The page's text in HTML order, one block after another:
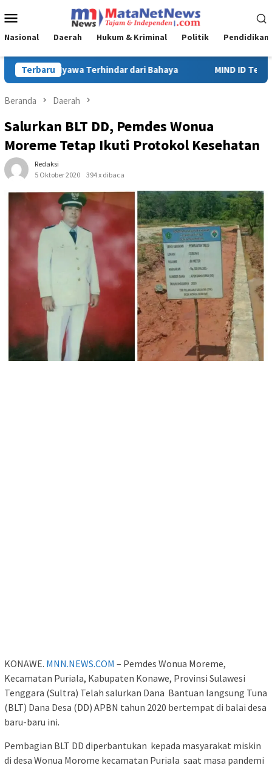
ke
Mobile
Nasional Daerah Hukum & Kriminal Politik Pendidikan
TerbaruMIND ID Tegaskan Dukungan Penuh Bagi PT Vale
Beranda Daerah
Salurkan BLT DD, Pemdes Wonua
Moreme Tetap Ikuti Protokol Kesehatan
Redaksi
5 Oktober 2020
394 x dibaca
KONAWE. MNN.NEWS.COM – Pemdes Wonua Moreme,
Kecamatan Puriala, Kabupaten Konawe, Provinsi Sulawesi
Tenggara (Sultra) Telah salurkan Dana Bantuan langsung Tuna
(BLT) Dana Desa (DD) APBN tahun 2020 bertempat di balai desa
baru-baru ini.
Pembagian BLT DD diperbantukan kepada masyarakat miskin
di desa Wonua Morome kecamatan Puriala saat masa pandemi